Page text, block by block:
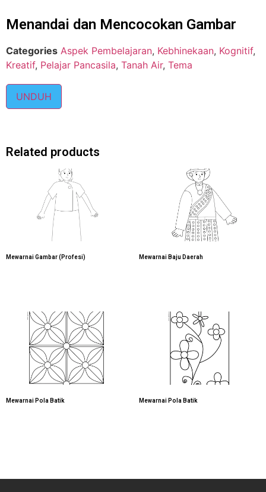
Menandai dan Mencocokan Gambar
Categories Aspek Pembelajaran, Kebhinekaan, Kognitif,
Kreatif, Pelajar Pancasila, Tanah Air, Tema
UNDUH
Related products
Mewarnai Gambar (Profesi) Mewarnai Baju Daerah
Mewarnai Pola Batik Mewarnai Pola Batik